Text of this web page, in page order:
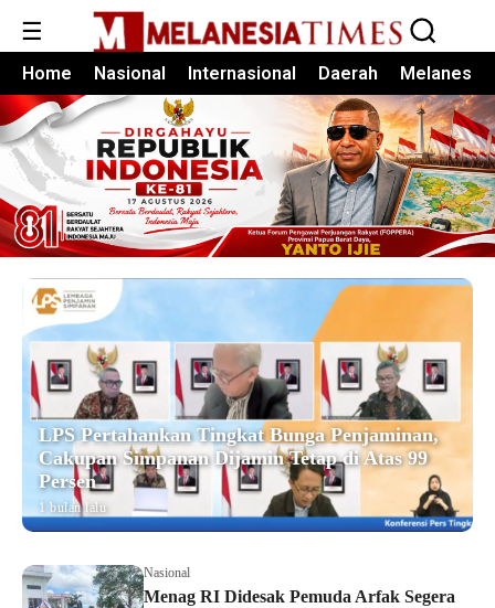
☰
Home Nasional Internasional Daerah Melanesia
LPS Pertahankan Tingkat Bunga Penjaminan,
Cakupan Simpanan Dijamin Tetap di Atas 99
Persen
1 bulan lalu
Nasional
Menag RI Didesak Pemuda Arfak Segera